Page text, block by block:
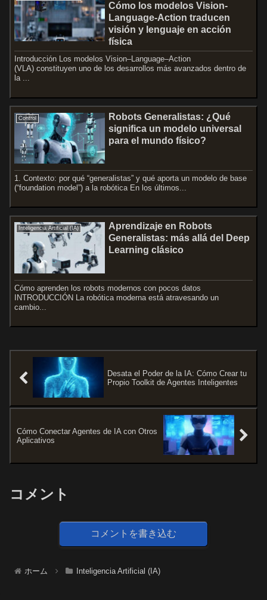
Cómo los modelos Vision-
Language-Action traducen
visión y lenguaje en acción
física
Introducción Los modelos Vision–Language–Action
(VLA) constituyen uno de los desarrollos más avanzados dentro de
la ...
Control
Robots Generalistas: ¿Qué
significa un modelo universal
para el mundo físico?
1. Contexto: por qué “generalistas” y qué aporta un modelo de base
(“foundation model”) a la robótica En los últimos...
Inteligencia Artificial (IA)
Aprendizaje en Robots
Generalistas: más allá del Deep
Learning clásico
Cómo aprenden los robots modernos con pocos datos
INTRODUCCIÓN La robótica moderna está atravesando un
cambio...
Desata el Poder de la IA: Cómo Crear tu
Propio Toolkit de Agentes Inteligentes
Cómo Conectar Agentes de IA con Otros
Aplicativos
コメント
コメントを書き込む
ホーム Inteligencia Artificial (IA)